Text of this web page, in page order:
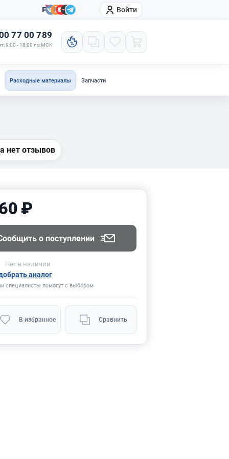
Компания Войти
77 00 789
9:00 - 18:00 по МСК
Расходные материалы Запчасти
нет отзывов
₽
о поступлении
Нет в наличии
аналог
специалисты помогут с выбором
В избранное Сравнить